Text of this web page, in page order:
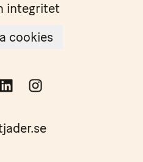
integritet
cookies